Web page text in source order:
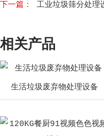
下一篇： 工业垃圾筛分处理
相关产品
生活垃圾废弃物处理设备